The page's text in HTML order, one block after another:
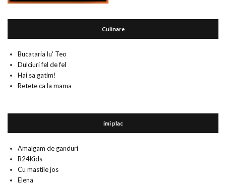
Culinare
Bucataria lu' Teo
Dulciuri fel de fel
Hai sa gatim!
Retete ca la mama
imi plac
Amalgam de ganduri
B24Kids
Cu mastile jos
Elena